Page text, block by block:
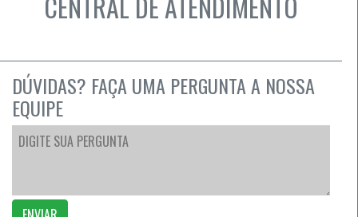
DÚVIDAS? FAÇA UMA PERGUNTA A NOSSA
EQUIPE